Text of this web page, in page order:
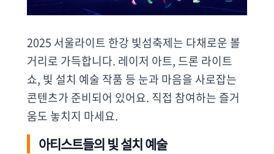
2025 서울라이트 한강 빛섬축제는 다채로운 볼
거리로 가득합니다. 레이저 아트, 드론 라이트
쇼, 빛 설치 예술 작품 등 눈과 마음을 사로잡는
콘텐츠가 준비되어 있어요. 직접 참여하는 즐거
움도 놓치지 마세요.
아티스트들의 빛 설치 예술